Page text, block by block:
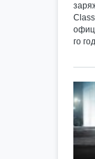
го